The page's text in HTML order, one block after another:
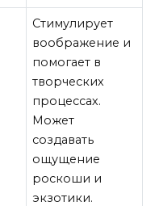
Стимулирует
воображение и
помогает в
творческих
процессах.
Может
создавать
ощущение
роскоши и
экзотики.